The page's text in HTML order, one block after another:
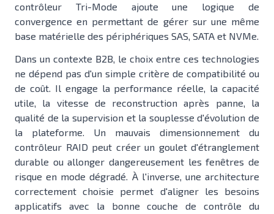
contrôleur Tri-Mode ajoute une logique de
convergence en permettant de gérer sur une même
base matérielle des périphériques SAS, SATA et NVMe.
Dans un contexte B2B, le choix entre ces technologies
ne dépend pas d'un simple critère de compatibilité ou
de coût. Il engage la performance réelle, la capacité
utile, la vitesse de reconstruction après panne, la
qualité de la supervision et la souplesse d'évolution de
la plateforme. Un mauvais dimensionnement du
contrôleur RAID peut créer un goulet d'étranglement
durable ou allonger dangereusement les fenêtres de
risque en mode dégradé. À l'inverse, une architecture
correctement choisie permet d'aligner les besoins
applicatifs avec la bonne couche de contrôle du